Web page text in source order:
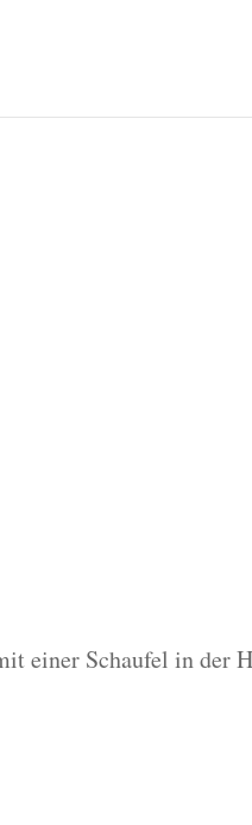
einer Schaufel in der